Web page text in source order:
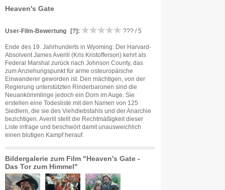
Heaven's Gate
User-Film-Bewertung [?] : ??? / 5
Ende des 19. Jahrhunderts in Wyoming: Der Harvard-
Absolvent James Averill (Kris Kristofferson) kehrt als
Federal Marshal zurück nach Johnson County, das
zum Anziehungspunkt für arme osteuropäische
Einwanderer geworden ist. Den mächtigen, von der
Regierung unterstützten Rinderbaronen sind die
Neuankömmlinge jedoch ein Dorn im Auge. Sie
erstellen eine Todesliste mit den Namen von 125
Siedlern, die sie des Viehdiebstahls und der Anarchie
bezichtigen. Averill stellt die Rechtmäßigkeit dieser
Liste infrage und beschwört damit unausweichlich
einen blutigen Kampf herauf.
Bildergalerie zum Film "Heaven's Gate -
Das Tor zum Himmel"